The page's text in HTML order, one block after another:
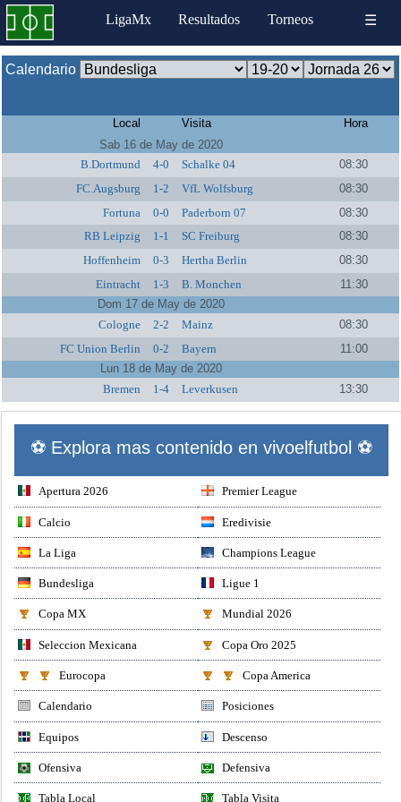
LigaMx Resultados Torneos ☰
Calendario
Local Visita
Hora
Sab 16 de May de 2020
B.Dortmund
4-0 Schalke 04
08:30
FC.Augsburg
1-2 VfL Wolfsburg
08:30
Fortuna
0-0 Paderborn 07
08:30
RB Leipzig
1-1 SC Freiburg
08:30
Hoffenheim
0-3 Hertha Berlin
08:30
Eintracht
1-3 B. Monchen
11:30
Dom 17 de May de 2020
Cologne
2-2 Mainz
08:30
FC Union Berlin
0-2 Bayern
11:00
Lun 18 de May de 2020
Bremen
1-4 Leverkusen 13:30
⚽ Explora mas contenido en vivoelfutbol ⚽
Apertura 2026 Premier League
Calcio Eredivisie
La Liga Champions League
Bundesliga Ligue 1
Copa MX Mundial 2026
Seleccion Mexicana Copa Oro 2025
Eurocopa Copa America
Calendario Posiciones
Equipos Descenso
Ofensiva Defensiva
Tabla Local Tabla Visita